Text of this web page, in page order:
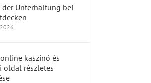
der Unterhaltung bei
kaszinó és
oldal részletes